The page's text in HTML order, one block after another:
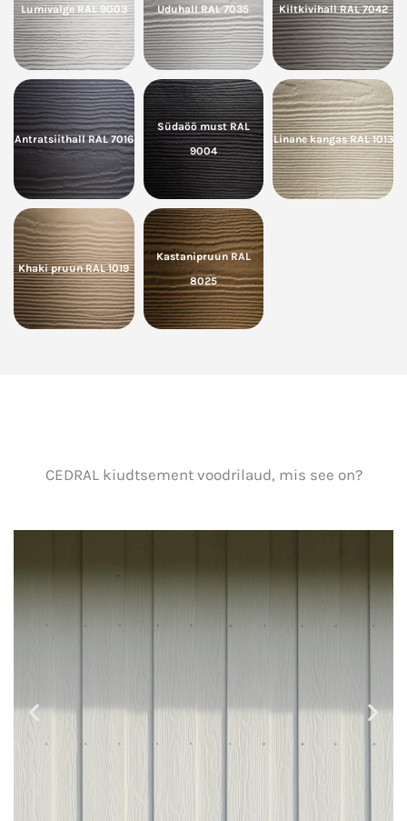
Lumivalge RAL 9003 Uduhall RAL 7035 Kiltkivihall RAL 7042
Antratsiithall RAL 7016
Südaöö must RAL
9004
Linane kangas RAL 1013
Khaki pruun RAL 1019
Kastanipruun RAL
8025
CEDRAL kiudtsement voodrilaud, mis see on?